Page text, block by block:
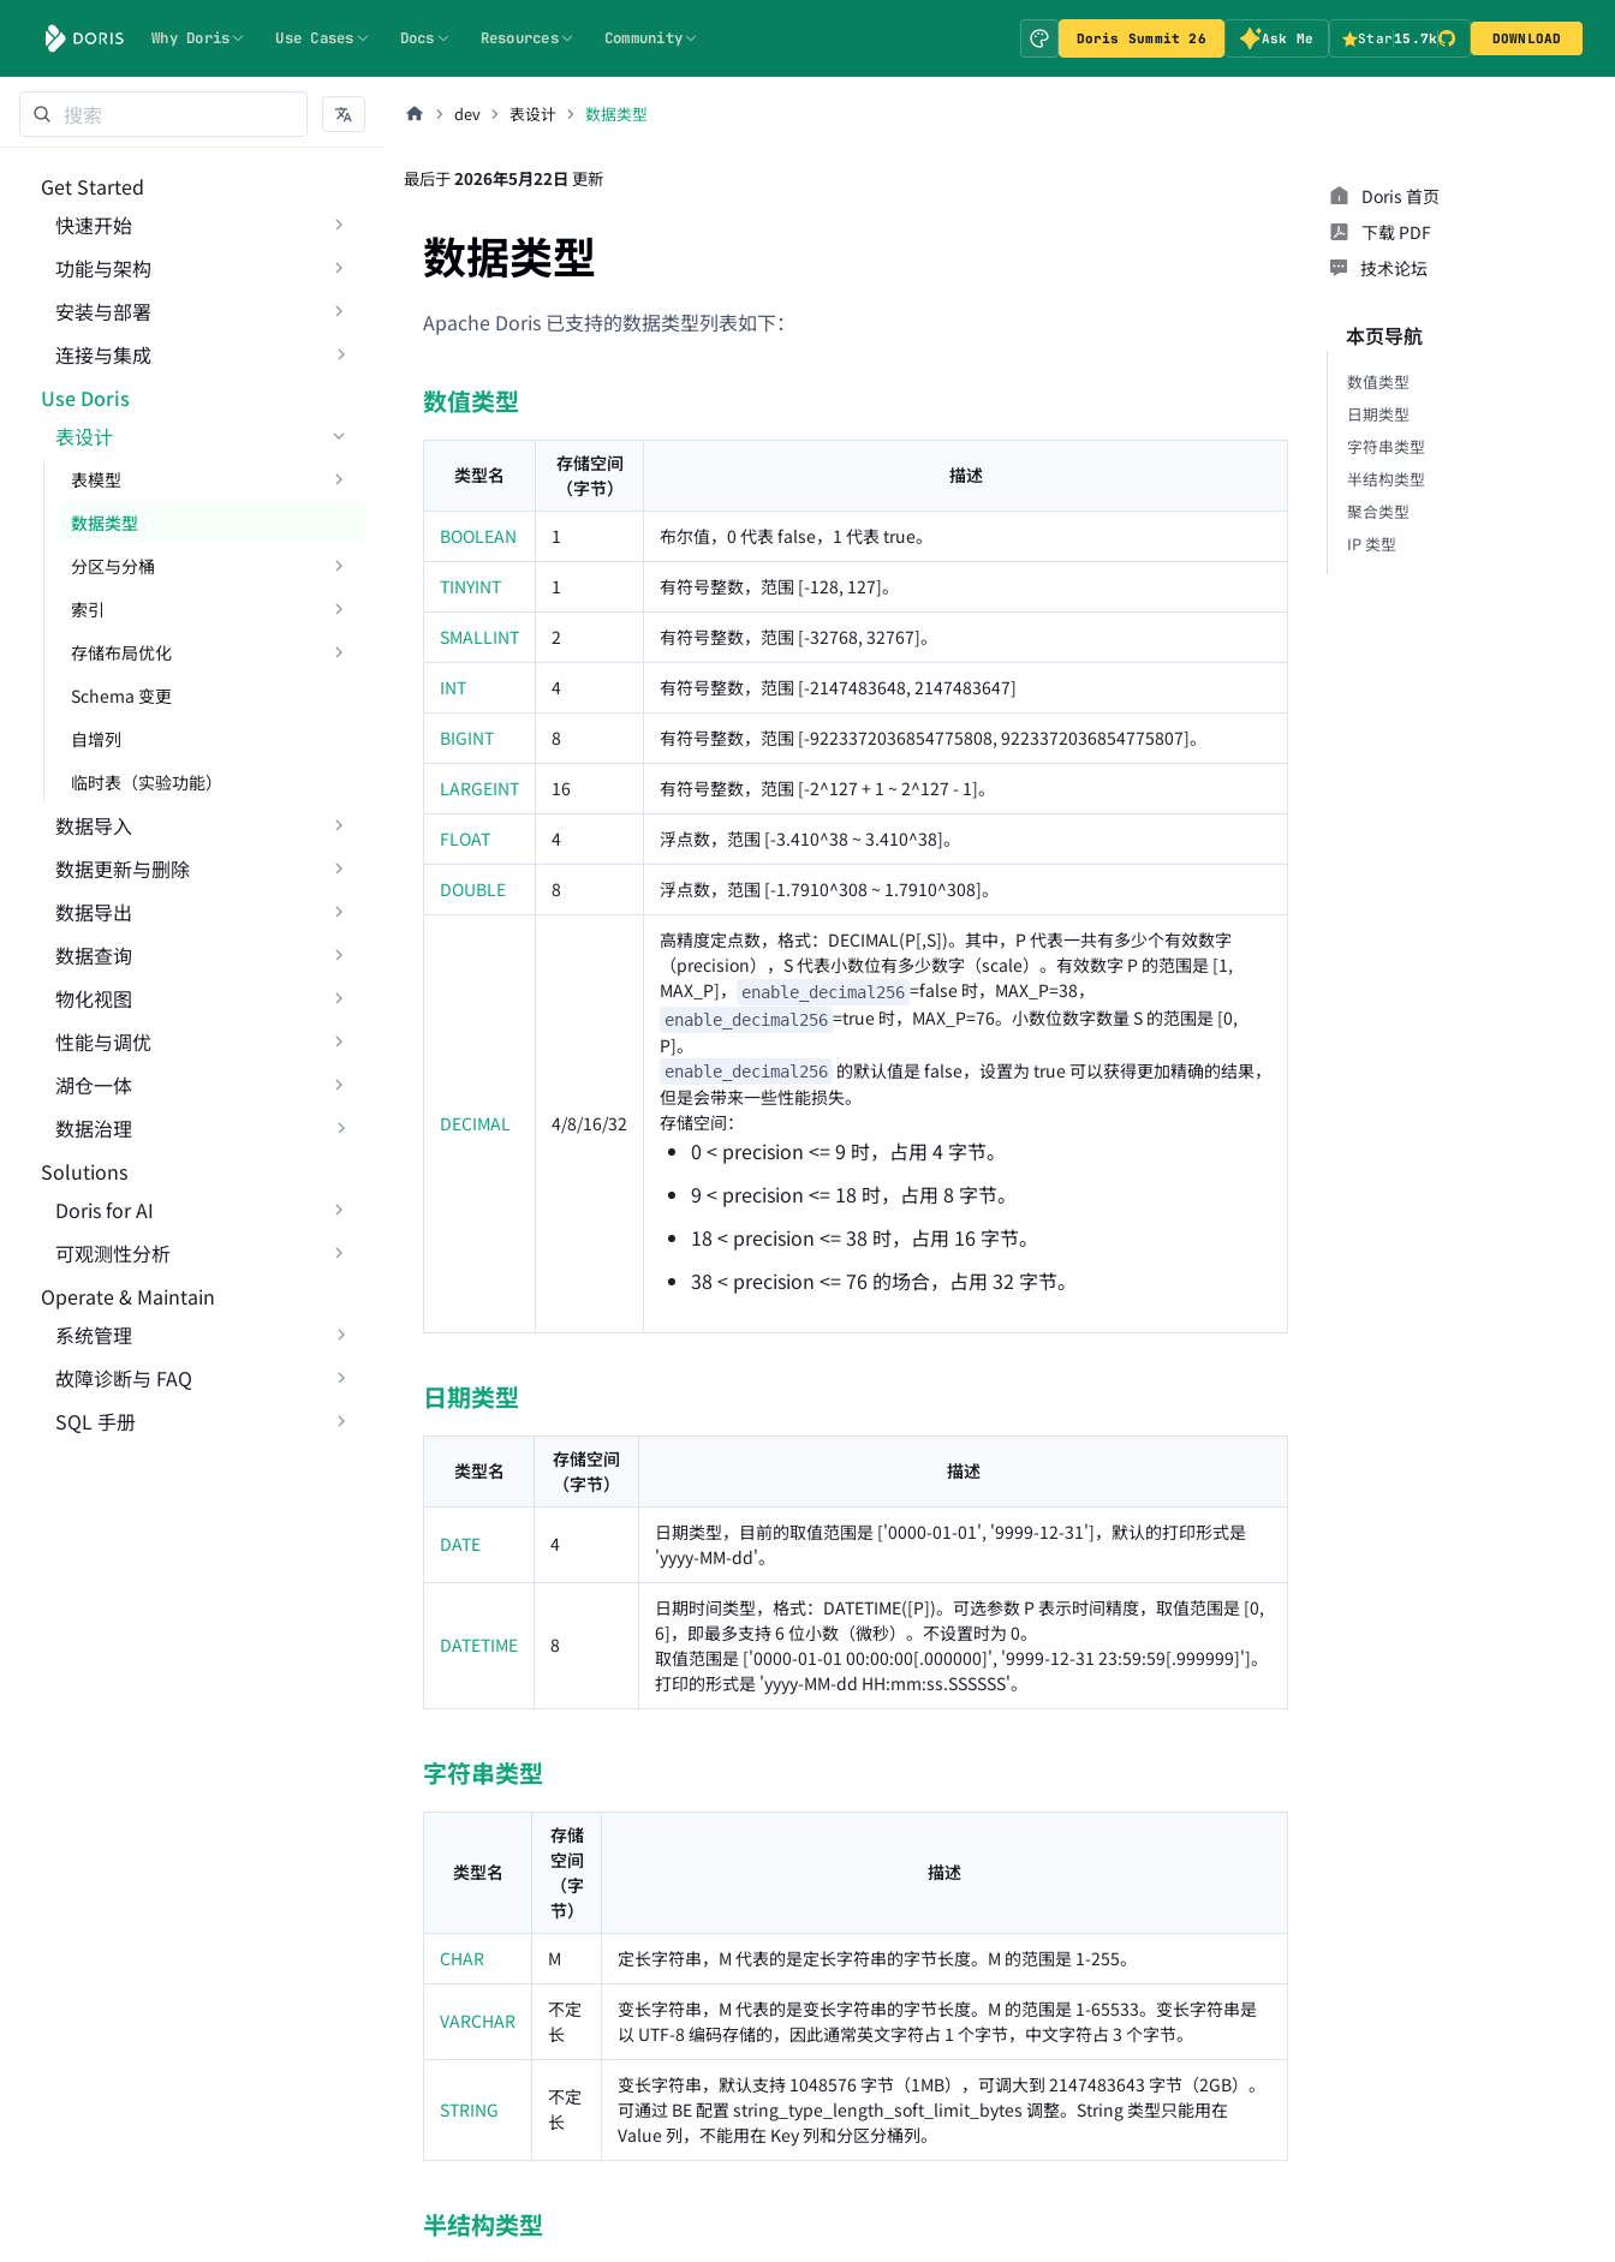
Why Doris Use Cases Docs Resources Community Doris Summit 26 Ask Me Star15.7k DOWNLOAD
Get Started
快速开始
功能与架构
安装与部署
连接与集成
Use Doris
表设计
表模型
数据类型
分区与分桶
索引
存储布局优化
Schema 变更
自增列
临时表（实验功能）
数据导入
数据更新与删除
数据导出
数据查询
物化视图
性能与调优
湖仓一体
数据治理
Solutions
Doris for AI
可观测性分析
Operate & Maintain
系统管理
故障诊断与 FAQ
SQL 手册
dev 表设计 数据类型
最后于2026年5月22日 更新
数据类型
Apache Doris 已支持的数据类型列表如下：
数值类型
类型名
存储空间
（字节）
描述
BOOLEAN 1 布尔值，0 代表 false，1 代表 true。
TINYINT 1 有符号整数，范围 [-128, 127]。
SMALLINT 2 有符号整数，范围 [-32768, 32767]。
INT 4 有符号整数，范围 [-2147483648, 2147483647]
BIGINT 8 有符号整数，范围 [-9223372036854775808, 9223372036854775807]。
LARGEINT 16 有符号整数，范围 [-2^127 + 1 ~ 2^127 - 1]。
FLOAT 4 浮点数，范围 [-3.410^38 ~ 3.410^38]。
DOUBLE 8 浮点数，范围 [-1.7910^308 ~ 1.7910^308]。
DECIMAL 4/8/16/32
高精度定点数，格式：DECIMAL(P[,S])。其中，P 代表一共有多少个有效数字
（precision），S 代表小数位有多少数字（scale）。有效数字 P 的范围是 [1,
MAX_P]，
enable_decimal256 =false 时，MAX_P=38，
enable_decimal256 =true 时，MAX_P=76。小数位数字数量 S 的范围是 [0,
P]。
enable_decimal256 的默认值是 false，设置为 true 可以获得更加精确的结果，
但是会带来一些性能损失。
存储空间：
0 < precision <= 9 时，占用 4 字节。
9 < precision <= 18 时，占用 8 字节。
18 < precision <= 38 时，占用 16 字节。
38 < precision <= 76 的场合，占用 32 字节。
日期类型
类型名
存储空间
（字节）
描述
DATE 4
日期类型，目前的取值范围是 ['0000-01-01', '9999-12-31']，默认的打印形式是
'yyyy-MM-dd'。
DATETIME 8
日期时间类型，格式：DATETIME([P])。可选参数 P 表示时间精度，取值范围是 [0,
6]，即最多支持 6 位小数（微秒）。不设置时为 0。
取值范围是 ['0000-01-01 00:00:00[.000000]', '9999-12-31 23:59:59[.999999]']。
打印的形式是 'yyyy-MM-dd HH:mm:ss.SSSSSS'。
字符串类型
类型名
存储
空间
（字
节）
描述
CHAR M 定长字符串，M 代表的是定长字符串的字节长度。M 的范围是 1-255。
VARCHAR
不定
长
变长字符串，M 代表的是变长字符串的字节长度。M 的范围是 1-65533。变长字符串是
以 UTF-8 编码存储的，因此通常英文字符占 1 个字节，中文字符占 3 个字节。
STRING
不定
长
变长字符串，默认支持 1048576 字节（1MB），可调大到 2147483643 字节（2GB）。
可通过 BE 配置 string_type_length_soft_limit_bytes 调整。String 类型只能用在
Value 列，不能用在 Key 列和分区分桶列。
半结构类型
Doris 首页
下载 PDF
技术论坛
本页导航
数值类型
日期类型
字符串类型
半结构类型
聚合类型
IP 类型